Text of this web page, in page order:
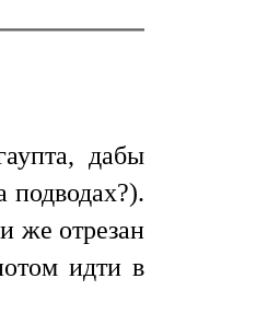
дабы
подводах?).
же отрезан
идти в